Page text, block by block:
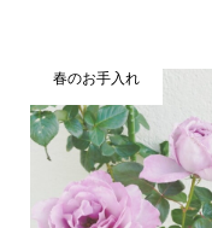
春のお手入れ